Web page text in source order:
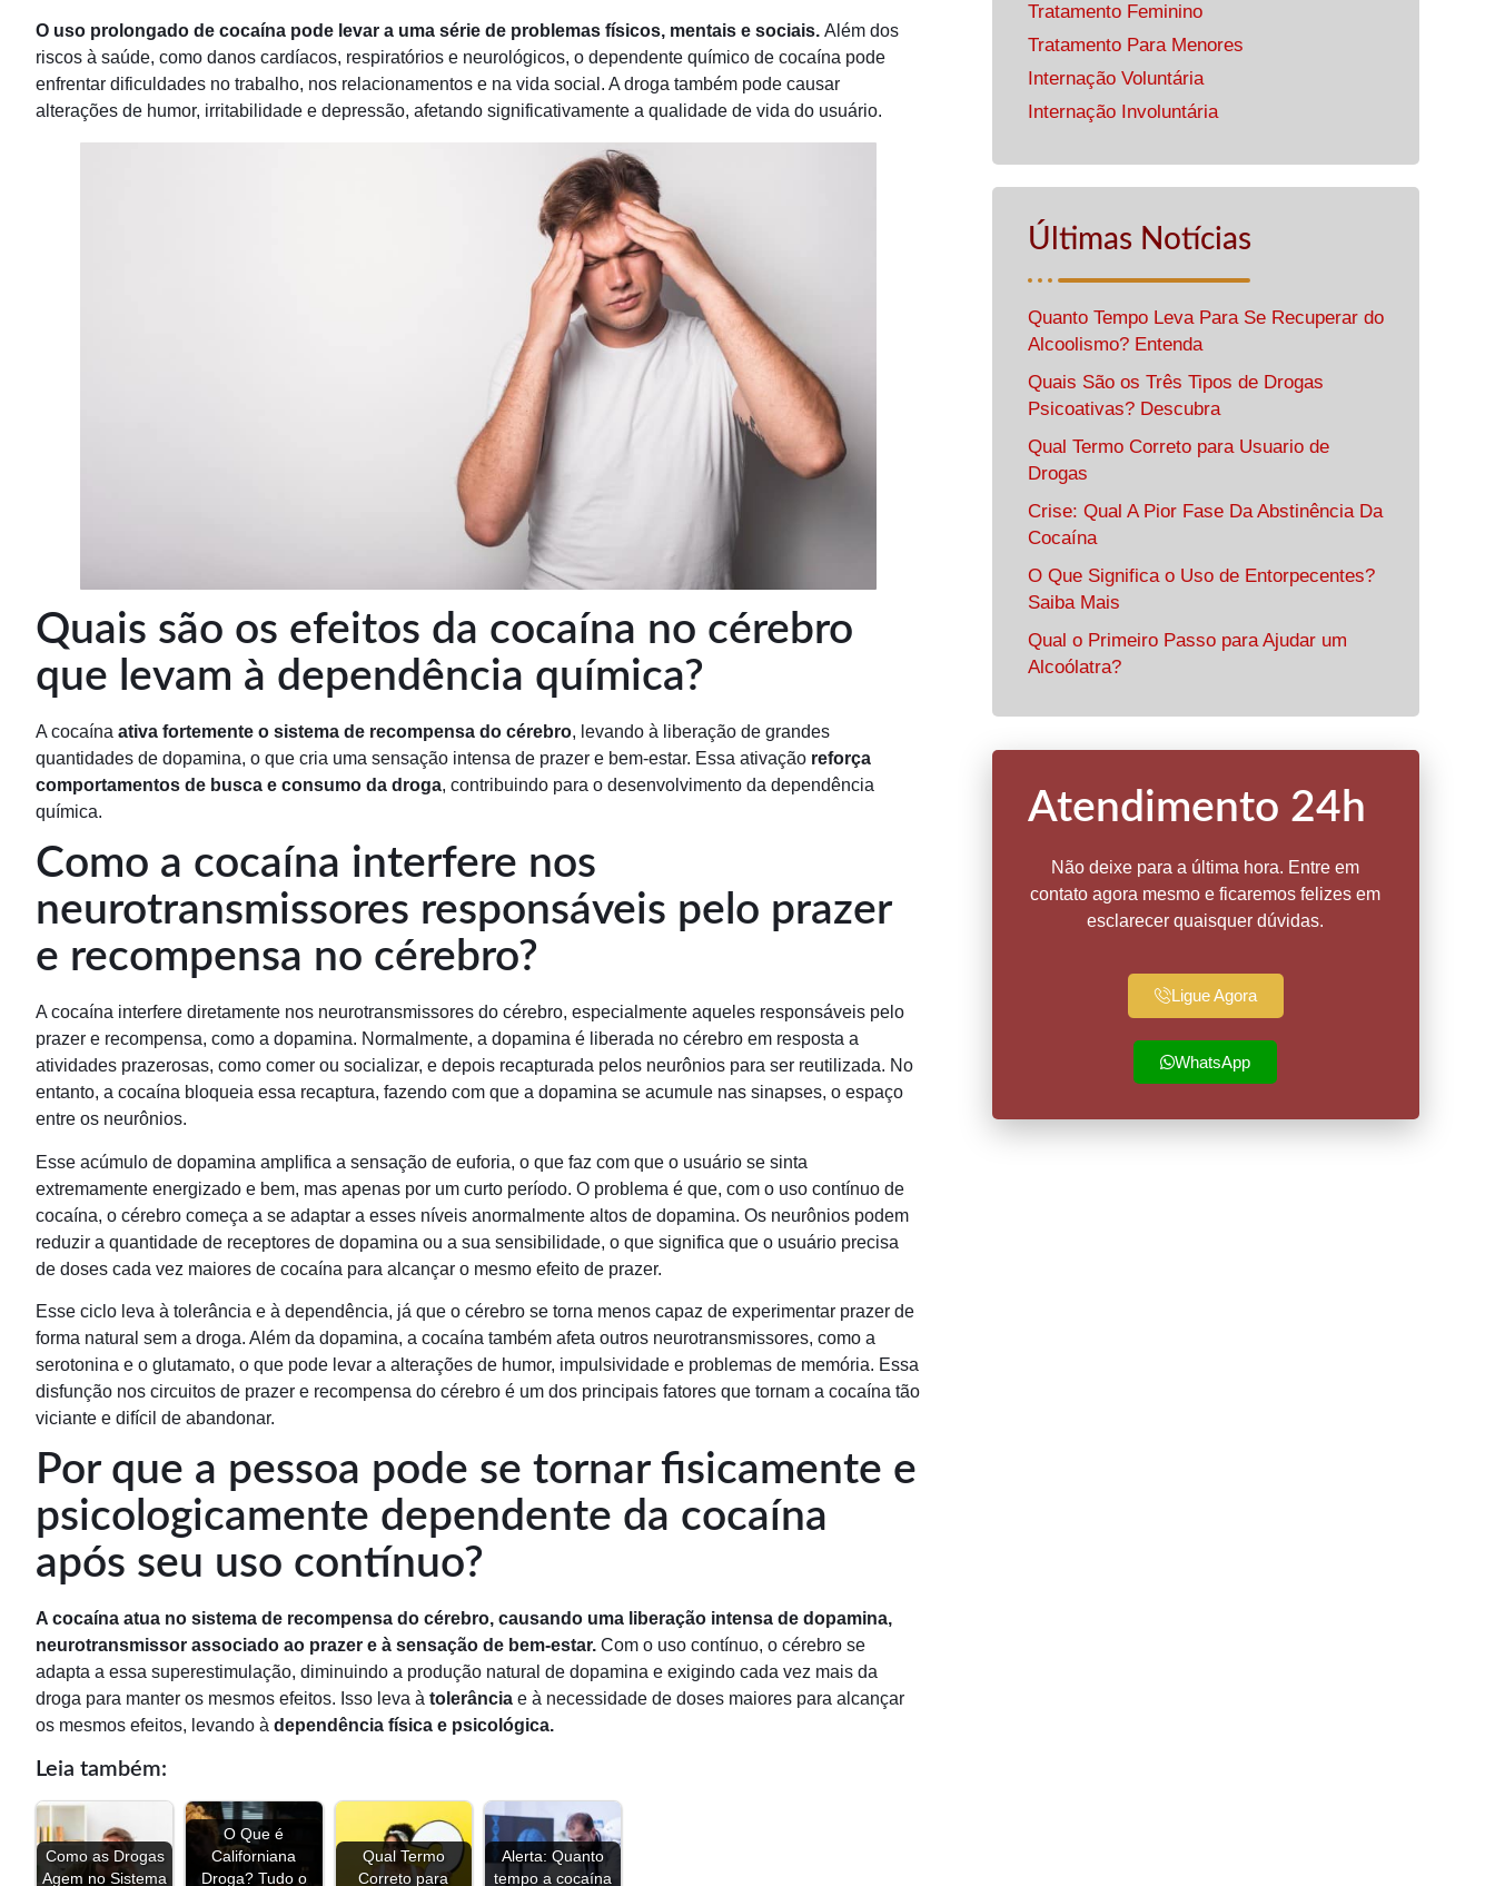
O uso prolongado de cocaína pode levar a uma série de problemas físicos, mentais e sociais. Além dos
riscos à saúde, como danos cardíacos, respiratórios e neurológicos, o dependente químico de cocaína pode
enfrentar dificuldades no trabalho, nos relacionamentos e na vida social. A droga também pode causar
alterações de humor, irritabilidade e depressão, afetando significativamente a qualidade de vida do usuário.
Quais são os efeitos da cocaína no cérebro
que levam à dependência química?
A cocaína ativa fortemente o sistema de recompensa do cérebro, levando à liberação de grandes
quantidades de dopamina, o que cria uma sensação intensa de prazer e bem-estar. Essa ativação reforça
comportamentos de busca e consumo da droga, contribuindo para o desenvolvimento da dependência
química.
Como a cocaína interfere nos
neurotransmissores responsáveis pelo prazer
e recompensa no cérebro?
A cocaína interfere diretamente nos neurotransmissores do cérebro, especialmente aqueles responsáveis pelo
prazer e recompensa, como a dopamina. Normalmente, a dopamina é liberada no cérebro em resposta a
atividades prazerosas, como comer ou socializar, e depois recapturada pelos neurônios para ser reutilizada. No
entanto, a cocaína bloqueia essa recaptura, fazendo com que a dopamina se acumule nas sinapses, o espaço
entre os neurônios.
Esse acúmulo de dopamina amplifica a sensação de euforia, o que faz com que o usuário se sinta
extremamente energizado e bem, mas apenas por um curto período. O problema é que, com o uso contínuo de
cocaína, o cérebro começa a se adaptar a esses níveis anormalmente altos de dopamina. Os neurônios podem
reduzir a quantidade de receptores de dopamina ou a sua sensibilidade, o que significa que o usuário precisa
de doses cada vez maiores de cocaína para alcançar o mesmo efeito de prazer.
Esse ciclo leva à tolerância e à dependência, já que o cérebro se torna menos capaz de experimentar prazer de
forma natural sem a droga. Além da dopamina, a cocaína também afeta outros neurotransmissores, como a
serotonina e o glutamato, o que pode levar a alterações de humor, impulsividade e problemas de memória. Essa
disfunção nos circuitos de prazer e recompensa do cérebro é um dos principais fatores que tornam a cocaína tão
viciante e difícil de abandonar.
Por que a pessoa pode se tornar fisicamente e
psicologicamente dependente da cocaína
após seu uso contínuo?
A cocaína atua no sistema de recompensa do cérebro, causando uma liberação intensa de dopamina,
neurotransmissor associado ao prazer e à sensação de bem-estar. Com o uso contínuo, o cérebro se
adapta a essa superestimulação, diminuindo a produção natural de dopamina e exigindo cada vez mais da
droga para manter os mesmos efeitos. Isso leva à tolerância e à necessidade de doses maiores para alcançar
os mesmos efeitos, levando à dependência física e psicológica.
Leia também:
Como as Drogas
Agem no Sistema
O Que é
Californiana
Droga? Tudo o
Qual Termo
Correto para
Alerta: Quanto
tempo a cocaína
Tratamento Feminino
Tratamento Para Menores
Internação Voluntária
Internação Involuntária
Últimas Notícias
Quanto Tempo Leva Para Se Recuperar do
Alcoolismo? Entenda
Quais São os Três Tipos de Drogas
Psicoativas? Descubra
Qual Termo Correto para Usuario de
Drogas
Crise: Qual A Pior Fase Da Abstinência Da
Cocaína
O Que Significa o Uso de Entorpecentes?
Saiba Mais
Qual o Primeiro Passo para Ajudar um
Alcoólatra?
Atendimento 24h
Não deixe para a última hora. Entre em
contato agora mesmo e ficaremos felizes em
esclarecer quaisquer dúvidas.
Ligue Agora
WhatsApp